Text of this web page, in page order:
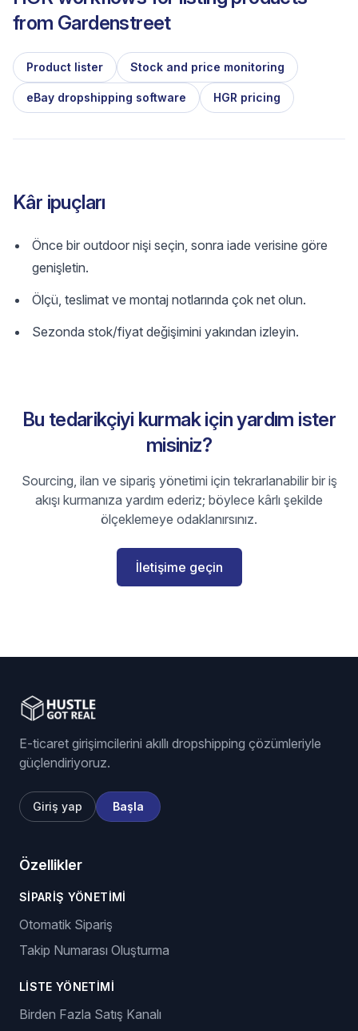
from Gardenstreet
Product lister Stock and price monitoring
eBay dropshipping software HGR pricing
Kâr ipuçları
Önce bir outdoor nişi seçin, sonra iade verisine göre
genişletin.
Ölçü, teslimat ve montaj notlarında çok net olun.
Sezonda stok/fiyat değişimini yakından izleyin.
Bu tedarikçiyi kurmak için yardım ister
misiniz?
Sourcing, ilan ve sipariş yönetimi için tekrarlanabilir bir iş
akışı kurmanıza yardım ederiz; böylece kârlı şekilde
ölçeklemeye odaklanırsınız.
İletişime geçin
E-ticaret girişimcilerini akıllı dropshipping çözümleriyle
güçlendiriyoruz.
Giriş yap Başla
Özellikler
SIPARIŞ YÖNETIMI
Otomatik Sipariş
Takip Numarası Oluşturma
LISTE YÖNETIMI
Birden Fazla Satış Kanalı